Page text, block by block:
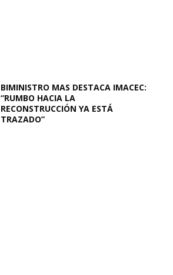
BIMINISTRO MAS DESTACA IMACEC:
“RUMBO HACIA LA
RECONSTRUCCIÓN YA ESTÁ
TRAZADO”